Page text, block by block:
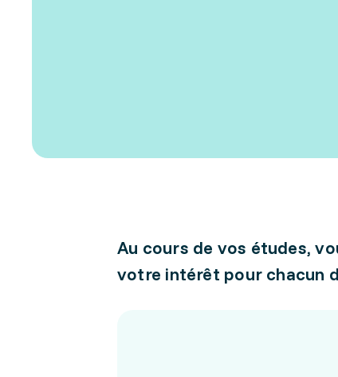
Au cours de vos études,
votre intérêt pour chacun